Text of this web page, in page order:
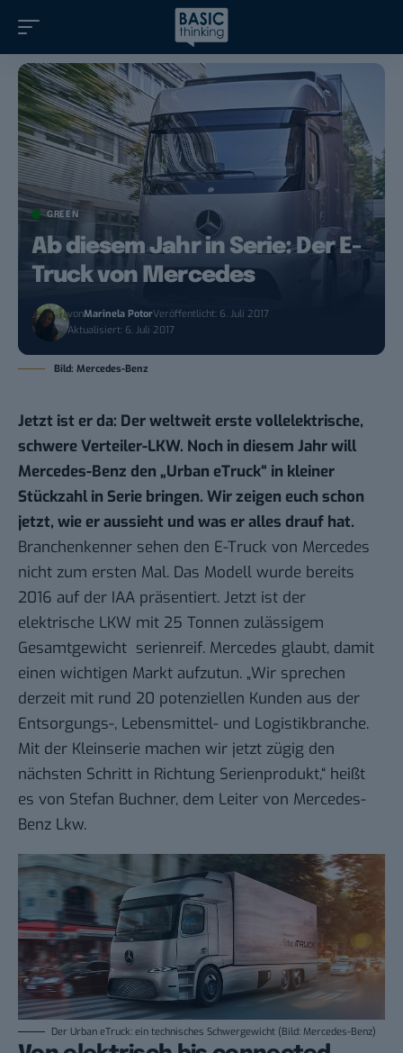
GREEN
Ab diesem Jahr in Serie: Der E-
Truck von Mercedes
vonMarinela PotorVeröffentlicht: 6. Juli 2017
Aktualisiert: 6. Juli 2017
Bild: Mercedes-Benz
Jetzt ist er da: Der weltweit erste vollelektrische,
schwere Verteiler-LKW. Noch in diesem Jahrwill
Mercedes-Benz den „Urban eTruck“ in kleiner
Stückzahl in Serie bringen. Wir zeigen euch schon
jetzt, wie er aussieht und was er alles drauf hat.
Branchenkenner sehen den E-Truck von Mercedes
nicht zum ersten Mal. Das Modell wurde bereits
2016 auf der IAA präsentiert. Jetzt ist der
elektrische LKW mit 25 Tonnen zulässigem
Gesamtgewicht serienreif. Mercedes glaubt, damit
einen wichtigen Markt aufzutun. „Wir sprechen
derzeit mit rund 20 potenziellen Kunden aus der
Entsorgungs-, Lebensmittel- und Logistikbranche.
Mit der Kleinserie machen wir jetzt zügig den
nächsten Schritt in Richtung Serienprodukt,“ heißt
es von Stefan Buchner, dem Leiter von Mercedes-
Benz Lkw.
Der Urban eTruck: ein technisches Schwergewicht (Bild: Mercedes-Benz)